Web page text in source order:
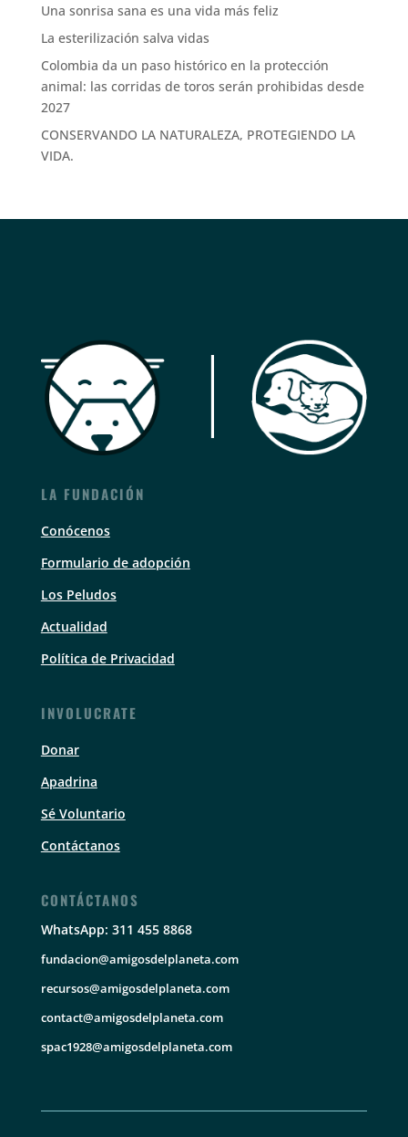
Una sonrisa sana es una vida más feliz
La esterilización salva vidas
Colombia da un paso histórico en la protección
animal: las corridas de toros serán prohibidas desde
2027
CONSERVANDO LA NATURALEZA, PROTEGIENDO LA
VIDA.
LA FUNDACIÓN
Conócenos
Formulario de adopción
Los Peludos
Actualidad
Política de Privacidad
INVOLUCRATE
Donar
Apadrina
Sé Voluntario
Contáctanos
CONTÁCTANOS
WhatsApp: 311 455 8868
fundacion@amigosdelplaneta.com
recursos@amigosdelplaneta.com
contact@amigosdelplaneta.com
spac1928@amigosdelplaneta.com